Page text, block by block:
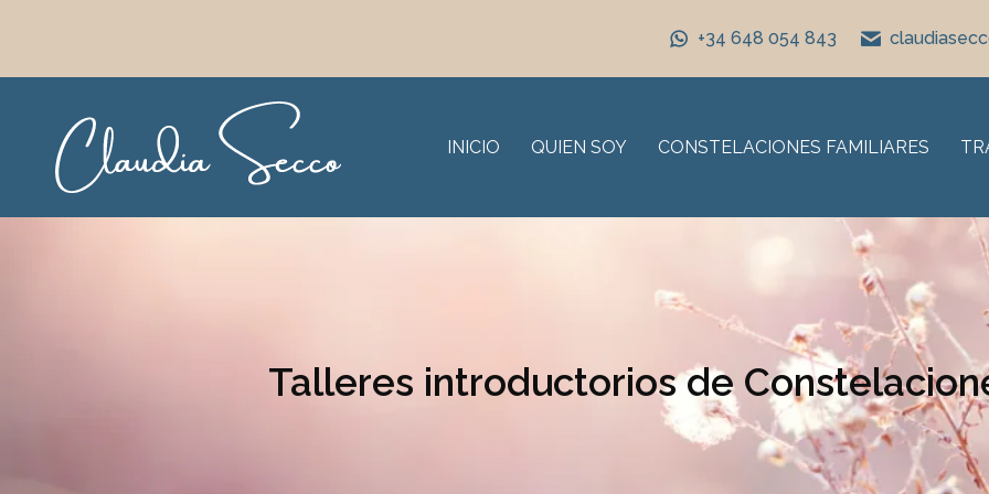
+34 648 054 843
INICIO QUIEN SOY CONSTELACIONES FAMILIARES
Talleres introductorios de